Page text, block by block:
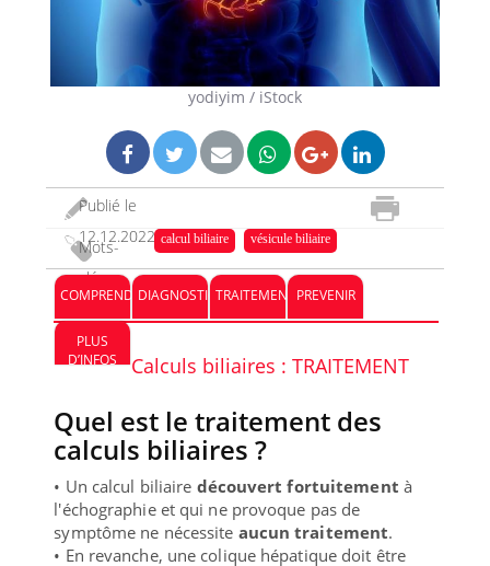
yodiyim / iStock
Publié le
12.12.2022
Mots-
clés :
calcul biliaire vésicule biliaire
COMPRENDREDIAGNOSTICTRAITEMENT PREVENIR
PLUS
D’INFOS
Calculs biliaires : TRAITEMENT
Quel est le traitement des
calculs biliaires ?
• Un calcul biliaire découvert fortuitement à
l'échographie et qui ne provoque pas de
symptôme ne nécessite aucun traitement.
• En revanche, une colique hépatique doit être